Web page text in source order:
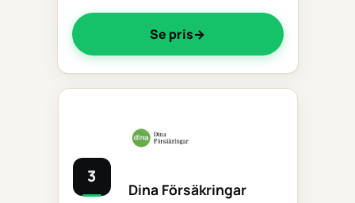
Se pris
3
Dina Försäkringar